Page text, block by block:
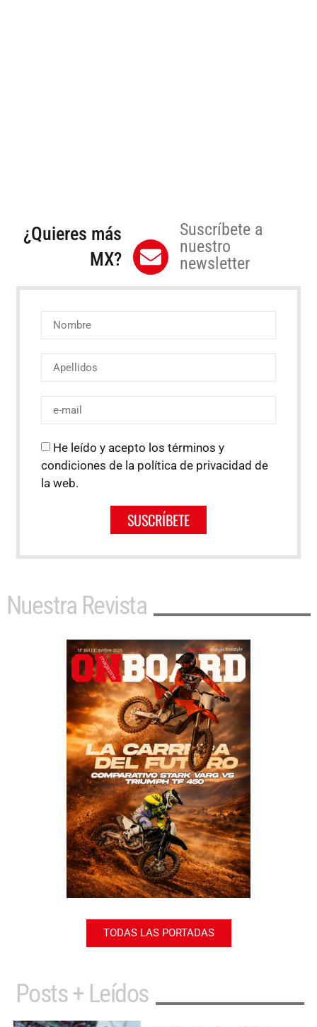
¿Quieres más
MX?
Suscríbete a
nuestro
newsletter
He leído y acepto los términos y
condiciones de la política de privacidad de
la web.
SUSCRÍBETE
Nuestra Revista
TODAS LAS PORTADAS
Posts + Leídos